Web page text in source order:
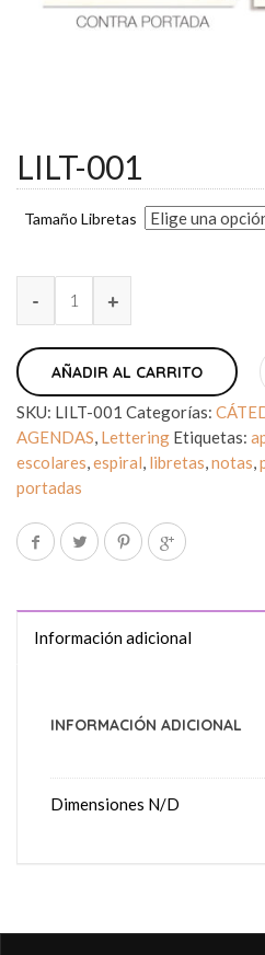
LILT-001
Tamaño Libretas
AÑADIR AL CARRITO
SKU: LILT-001 Categorías:
AGENDAS, Lettering Etiquetas:
escolares,espiral, libretas,notas,
portadas
Información adicional
INFORMACIÓN ADICIONAL
Dimensiones N/D